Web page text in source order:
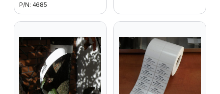
P/N: 4685